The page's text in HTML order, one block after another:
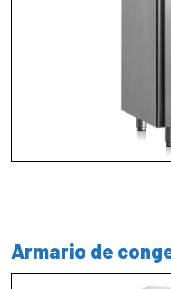
Armario de